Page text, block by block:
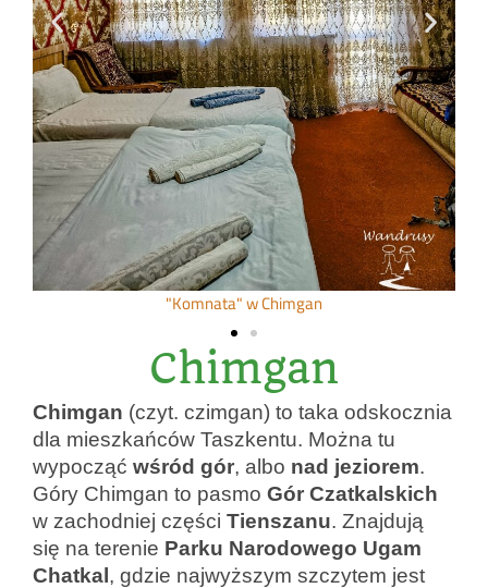
"Komnata" w Chimgan
Chimgan
Chimgan (czyt. czimgan) to taka odskocznia
dla mieszkańców Taszkentu. Można tu
wypocząć wśród gór, albo nad jeziorem.
Góry Chimgan to pasmo Gór Czatkalskich
w zachodniej części Tienszanu. Znajdują
się na terenie Parku Narodowego Ugam
Chatkal, gdzie najwyższym szczytem jest